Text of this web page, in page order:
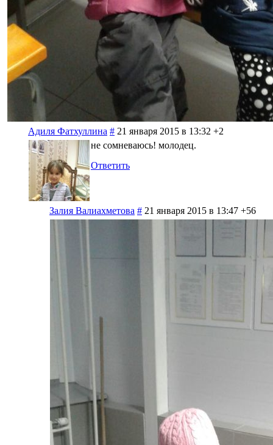
Адиля Фатхуллина # 21 января 2015 в 13:32 +2
не сомневаюсь! молодец.
Ответить
Залия Валиахметова # 21 января 2015 в 13:47 +56